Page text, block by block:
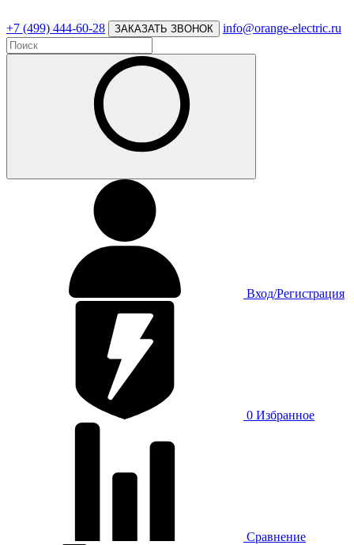
+7 (499) 444-60-28 ЗАКАЗАТЬ ЗВОНОК info@orange-electric.ru
Вход/Регистрация
0 Избранное
Сравнение